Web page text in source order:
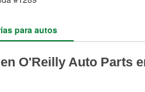
para autos
O'Reilly Auto Parts